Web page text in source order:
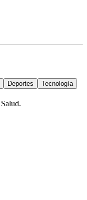
Deportes
Tecnología
Salud.